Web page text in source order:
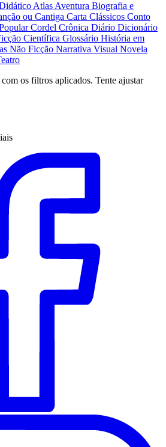
AtlasAventura Biografia e
ou Cantiga Carta Clássicos Conto
Cordel Crônica Diário Dicionário
Científica Glossário História em
Não Ficção Narrativa Visual Novela
os filtros aplicados. Tente ajustar